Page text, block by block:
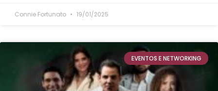
Connie Fortunato 19/01/2025
EVENTOS E NETWORKING